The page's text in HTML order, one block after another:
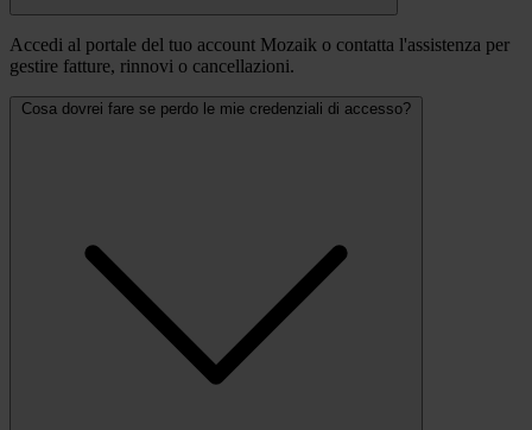
Accedi al portale del tuo account Mozaik o contatta l'assistenza per
gestire fatture, rinnovi o cancellazioni.
Cosa dovrei fare se perdo le mie credenziali di accesso?